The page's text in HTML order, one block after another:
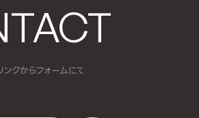
クからフォームにて